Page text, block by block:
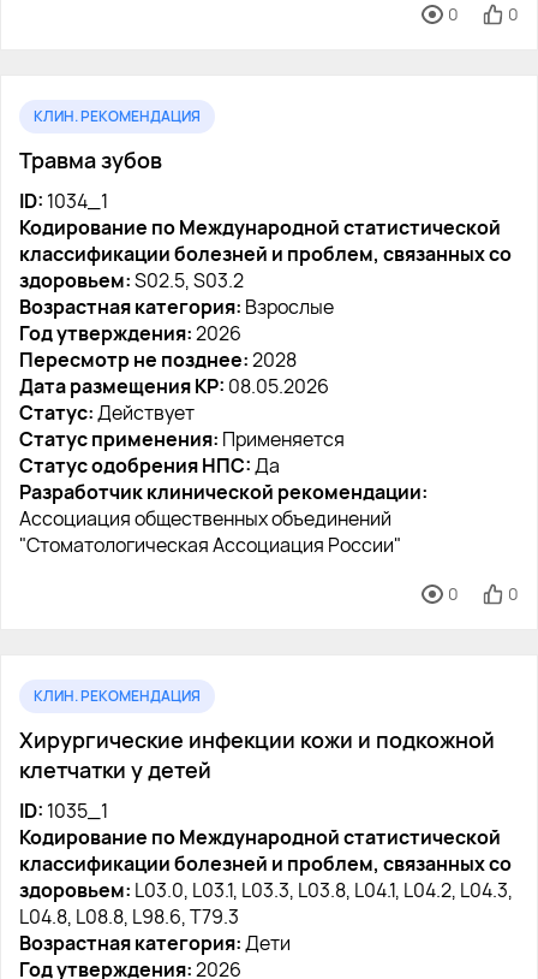
0 0
КЛИН. РЕКОМЕНДАЦИЯ
Травма зубов
ID: 1034_1
Кодирование по Международной статистической
классификации болезней и проблем, связанных со
здоровьем:S02.5, S03.2
Возрастная категория: Взрослые
Год утверждения:2026
Пересмотр не позднее:2028
Дата размещения КР: 08.05.2026
Статус:Действует
Статус применения: Применяется
Статус одобрения НПС:Да
Разработчик клинической рекомендации:
Ассоциация общественных объединений
"Стоматологическая Ассоциация России"
0 0
КЛИН. РЕКОМЕНДАЦИЯ
Хирургические инфекции кожи и подкожной
клетчатки у детей
ID: 1035_1
Кодирование по Международной статистической
классификации болезней и проблем, связанных со
здоровьем: L03.0, L03.1, L03.3, L03.8, L04.1, L04.2, L04.3,
L04.8, L08.8, L98.6, T79.3
Возрастная категория:Дети
Год утверждения:2026